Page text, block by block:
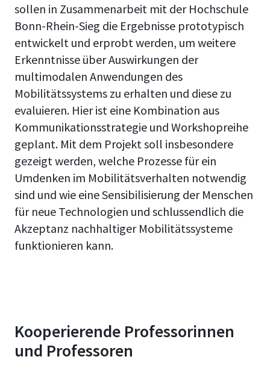
sollen in Zusammenarbeit mit der Hochschule
Bonn-Rhein-Sieg die Ergebnisse prototypisch
entwickelt und erprobt werden, um weitere
Erkenntnisse über Auswirkungen der
multimodalen Anwendungen des
Mobilitätssystems zu erhalten und diese zu
evaluieren. Hier ist eine Kombination aus
Kommunikationsstrategie und Workshopreihe
geplant. Mit dem Projekt soll insbesondere
gezeigt werden, welche Prozesse für ein
Umdenken im Mobilitätsverhalten notwendig
sind und wie eine Sensibilisierung der Menschen
für neue Technologien und schlussendlich die
Akzeptanz nachhaltiger Mobilitätssysteme
funktionieren kann.
Kooperierende Professorinnen
und Professoren